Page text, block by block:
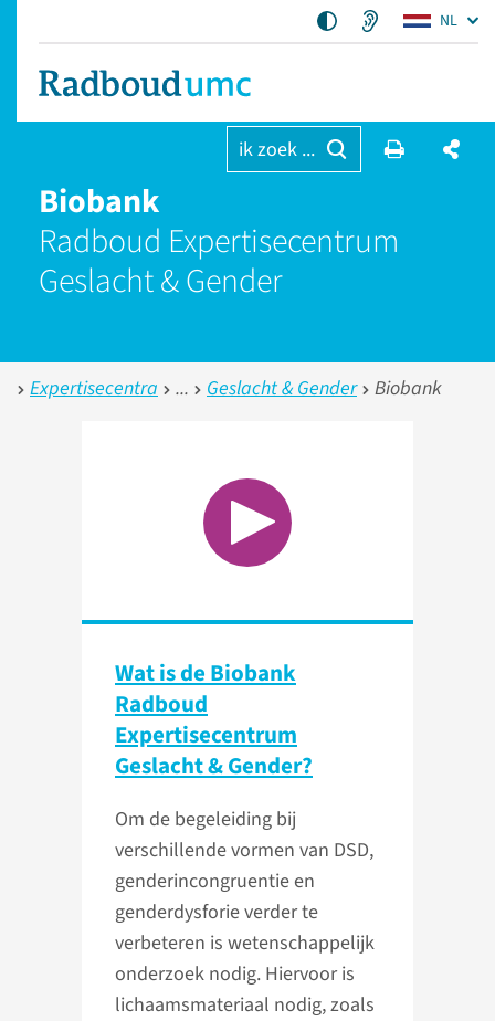
NL
ik zoek ...
Biobank
Radboud Expertise­centrum
Geslacht & Gender
Expertisecentra Geslacht & Gender Biobank
Wat is de Biobank
Radboud
Expertisecentrum
Geslacht & Gender?
Om de begeleiding bij
verschillende vormen van DSD,
genderincongruentie en
genderdysforie verder te
verbeteren is wetenschappelijk
onderzoek nodig. Hiervoor is
lichaamsmateriaal nodig, zoals